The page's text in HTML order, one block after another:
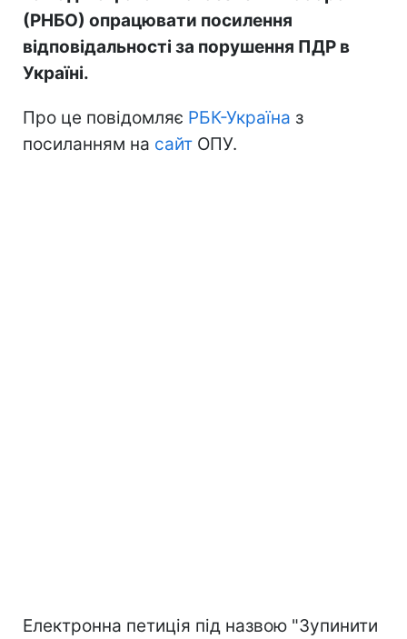
(РНБО) опрацювати посилення
відповідальності за порушення ПДР в
Україні.
Про це повідомляє РБК-Україна з
посиланням на сайт ОПУ.
Електронна петиція під назвою "Зупинити